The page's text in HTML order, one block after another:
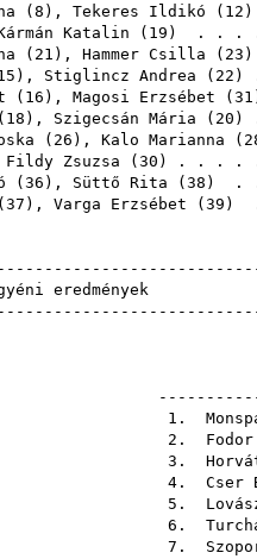
( 8 ), Tekeres Ildikó ( 12
Katalin ( 19 ) . . . .
( 21 ), Hammer Csilla ( 23
), Stiglincz Andrea ( 22 )
( 16 ), Magosi Erzsébet ( 31
18 ), Szigecsán Mária ( 20 )
( 26 ), Kalo Marianna (
Fildy Zsuzsa ( 30 ) . . . .
( 36 ), Süttő Rita ( 38 ) . .
37 ), Varga Erzsébet ( 39 )
1.
2.
3.
4. Cser
5.
6.
7.